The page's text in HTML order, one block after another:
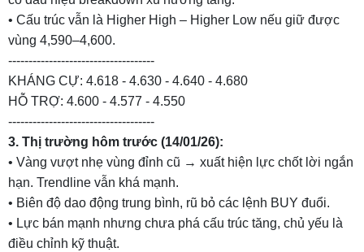
• Cấu trúc vẫn là Higher High – Higher Low nếu giữ được
vùng 4,590–4,600.
------------------------------------
KHÁNG CỰ: 4.618 - 4.630 - 4.640 - 4.680
HỖ TRỢ: 4.600 - 4.577 - 4.550
------------------------------------
3. Thị trường hôm trước (14/01/26):
• Vàng vượt nhẹ vùng đỉnh cũ → xuất hiện lực chốt lời ngắn
hạn. Trendline vẫn khá mạnh.
• Biên độ dao động trung bình, rũ bỏ các lệnh BUY đuổi.
• Lực bán mạnh nhưng chưa phá cấu trúc tăng, chủ yếu là
điều chỉnh kỹ thuật.